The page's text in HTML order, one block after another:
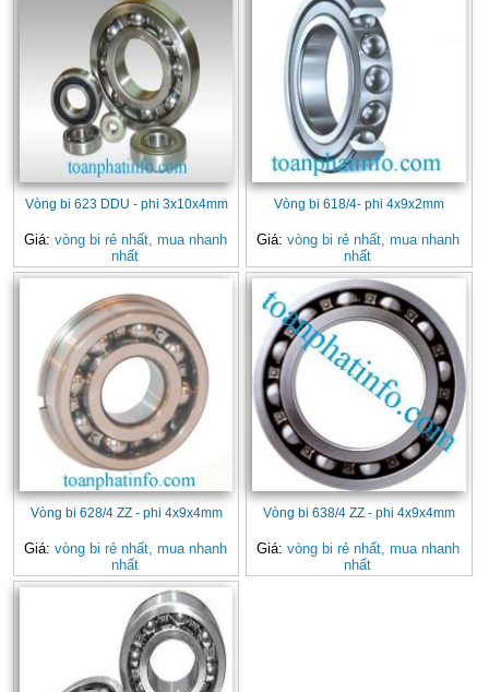
Vòng bi 623 DDU - phi 3x10x4mm
Giá: vòng bi rẻ nhất, mua nhanh
nhất
Vòng bi 618/4- phi 4x9x2mm
Giá: vòng bi rẻ nhất, mua nhanh
nhất
Vòng bi 628/4 ZZ - phi 4x9x4mm
Giá: vòng bi rẻ nhất, mua nhanh
nhất
Vòng bi 638/4 ZZ - phi 4x9x4mm
Giá: vòng bi rẻ nhất, mua nhanh
nhất